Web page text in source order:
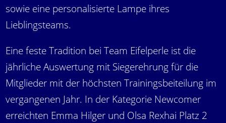
sowie eine personalisierte Lampe ihres
Lieblingsteams.
Eine feste Tradition bei Team Eifelperle ist die
jährliche Auswertung mit Siegerehrung für die
Mitglieder mit der höchsten Trainingsbeiteilung im
vergangenen Jahr. In der Kategorie Newcomer
erreichten Emma Hilger und Olsa Rexhai Platz 2